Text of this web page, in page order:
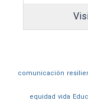
comunicación
equidad vida